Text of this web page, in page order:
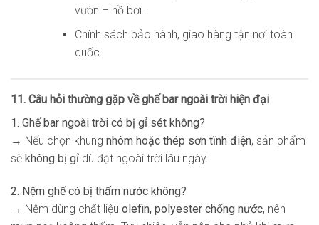
vườn – hồ bơi.
Chính sách bảo hành, giao hàng tận nơi toàn
quốc.
11. Câu hỏi thường gặp về ghế bar ngoài trời hiện đại
1. Ghế bar ngoài trời có bị gỉ sét không?
→ Nếu chọn khung nhôm hoặc thép sơn tĩnh điện, sản phẩm
sẽ không bị gỉ dù đặt ngoài trời lâu ngày.
2. Nệm ghế có bị thấm nước không?
→ Nệm dùng chất liệu olefin, polyester chống nước, nên